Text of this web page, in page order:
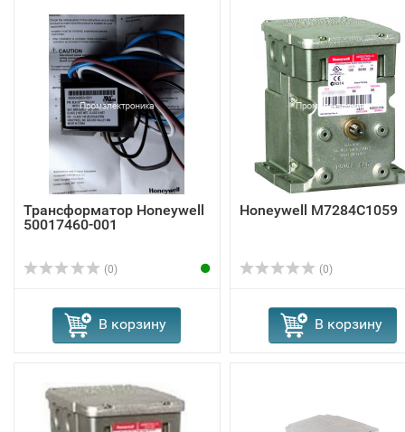
Трансформатор Honeywell
50017460-001
(0)
В корзину
Honeywell M7284C1059
(0)
В корзину